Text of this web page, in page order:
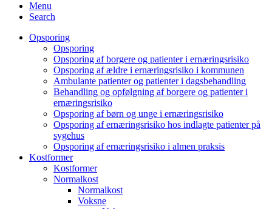
Menu
Search
Opsporing
Opsporing
Opsporing af borgere og patienter i ernæringsrisiko
Opsporing af ældre i ernæringsrisiko i kommunen
Ambulante patienter og patienter i dagsbehandling
Behandling og opfølgning af borgere og patienter i
ernæringsrisiko
Opsporing af børn og unge i ernæringsrisiko
Opsporing af ernæringsrisiko hos indlagte patienter på
sygehus
Opsporing af ernæringsrisiko i almen praksis
Kostformer
Kostformer
Normalkost
Normalkost
Voksne